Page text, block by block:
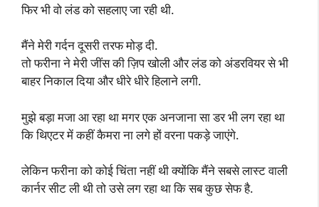
फिर भी वो लंड को सहलाए जा रही थी.
मैंने मेरी गर्दन दूसरी तरफ मोड़ दी.
तो फरीना ने मेरी जींस की ज़िप खोली और लंड को अंडरवियर से भी
बाहर निकाल दिया और धीरे धीरे हिलाने लगी.
मुझे बड़ा मजा आ रहा था मगर एक अनजाना सा डर भी लग रहा था
कि थिएटर में कहीं कैमरा ना लगे हों वरना पकड़े जाएंगे.
लेकिन फरीना को कोई चिंता नहीं थी क्योंकि मैंने सबसे लास्ट वाली
कार्नर सीट ली थी तो उसे लग रहा था कि सब कुछ सेफ है.